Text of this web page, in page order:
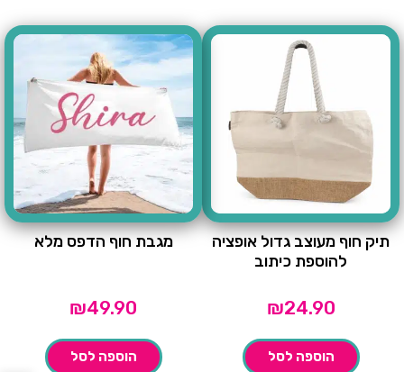
תיק חוף מעוצב גדול אופציה
להוספת כיתוב
₪24.90
הוספה לסל
מגבת חוף הדפס מלא
₪49.90
הוספה לסל